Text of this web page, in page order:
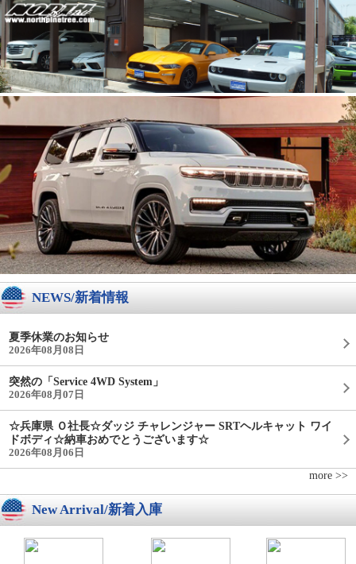
NEWS/新着情報
夏季休業のお知らせ
2026年08月08日
突然の「Service 4WD System」
2026年08月07日
☆兵庫県 Ｏ社長☆ダッジ チャレンジャー SRTヘルキャット ワイ
ドボディ☆納車おめでとうございます☆
2026年08月06日
more >>
New Arrival/新着入庫